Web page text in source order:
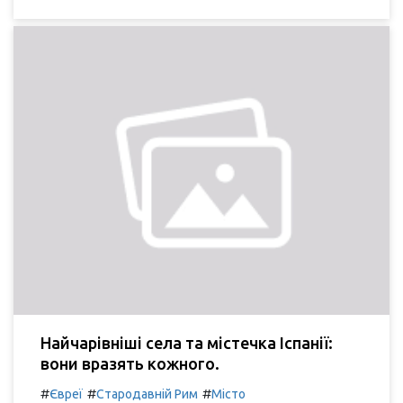
Найчарівніші села та містечка Іспанії:
вони вразять кожного.
#Євреї #Стародавній Рим #Місто